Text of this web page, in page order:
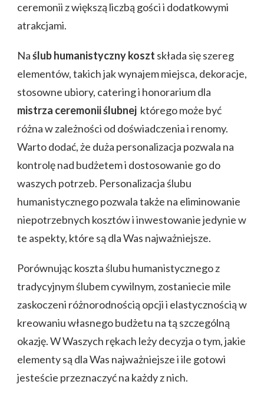
ceremonii z większą liczbą gości i dodatkowymi
atrakcjami.
Naślub humanistyczny koszt składa się szereg
elementów, takich jak wynajem miejsca, dekoracje,
stosowne ubiory, catering i honorarium dla
mistrza ceremonii ślubnej którego może być
różna w zależności od doświadczenia i renomy.
Warto dodać, że duża personalizacja pozwala na
kontrolę nad budżetem i dostosowanie go do
waszych potrzeb. Personalizacja ślubu
humanistycznego pozwala także na eliminowanie
niepotrzebnych kosztów i inwestowanie jedynie w
te aspekty, które są dla Was najważniejsze.
Porównując koszta ślubu humanistycznego z
tradycyjnym ślubem cywilnym, zostaniecie mile
zaskoczeni różnorodnością opcji i elastycznością w
kreowaniu własnego budżetu na tą szczególną
okazję. W Waszych rękach leży decyzja o tym, jakie
elementy są dla Was najważniejsze i ile gotowi
jesteście przeznaczyć na każdy z nich.